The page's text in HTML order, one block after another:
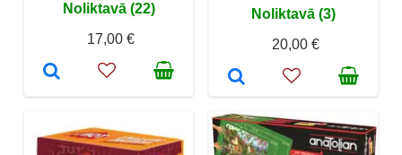
Noliktavā (22)
17,00 €
Noliktavā (3)
20,00 €